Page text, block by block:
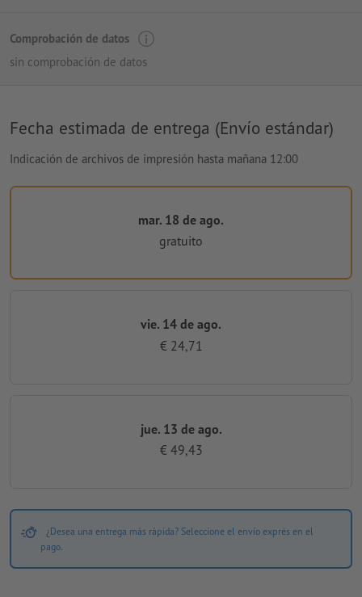
Comprobación de datos
sin comprobación de datos
Fecha estimada de entrega (Envío estándar)
Indicación de archivos de impresión hasta mañana 12:00
mar. 18 de ago.
gratuito
vie. 14 de ago.
€ 24,71
jue. 13 de ago.
€ 49,43
¿Desea una entrega más rápida? Seleccione el envío exprés en el
pago.